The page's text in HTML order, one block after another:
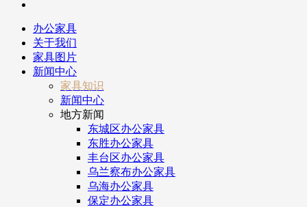
办公家具
关于我们
家具图片
新闻中心
家具知识
新闻中心
地方新闻
东城区办公家具
东胜办公家具
丰台区办公家具
乌兰察布办公家具
乌海办公家具
保定办公家具